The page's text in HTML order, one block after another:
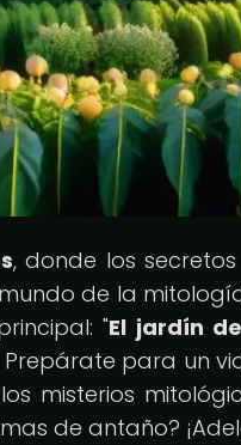
, donde los
de la
"El jardín
Prepárate para un
misterios
de antaño?